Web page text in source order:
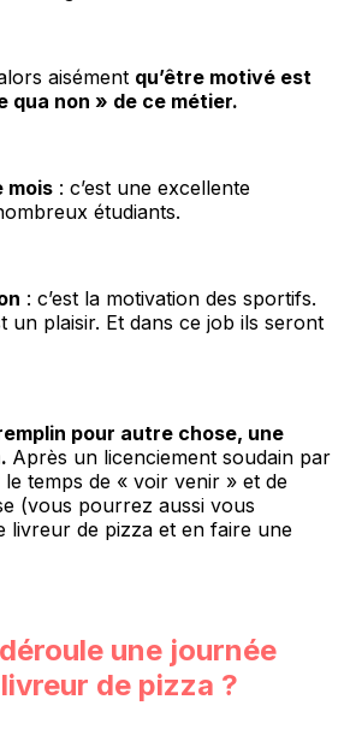
aisément qu’être motivé est
qua non » de ce métier.
mois : c’est une excellente
étudiants.
: c’est la motivation des sportifs.
un plaisir. Et dans ce job ils seront
pour autre chose, une
Après un licenciement soudain par
temps de « voir venir » et de
(vous pourrez aussi vous
livreur de pizza et en faire une
une journée
de pizza ?